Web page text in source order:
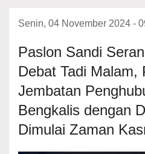
Senin, 04 November 2024 -
Paslon Sandi
Debat Tadi Malam,
Jembatan
Bengkalis dengan
Dimulai Zaman